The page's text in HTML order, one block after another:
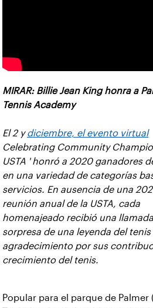
MIRAR: Billie Jean King honra a
Tennis Academy
El 2 ydiciembre, el evento virtual
Celebrating Community
USTA ' honró a 2020 ganadores
en una variedad de categorías
servicios. En ausencia de una
reunión anual de la USTA, cada
homenajeado recibió una
sorpresa de una leyenda del
agradecimiento por sus
crecimiento del tenis.
Popular para el parque de Palmer